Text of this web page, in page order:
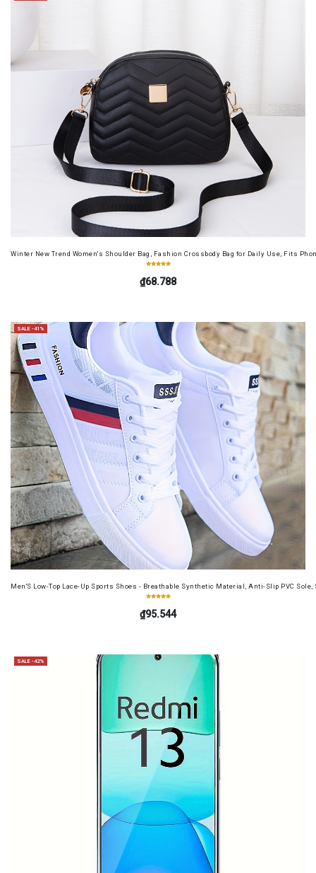
Winter New Trend Women's Shoulder Bag, Fashion Crossbody Bag for Daily Use, Fits
₫68.788
SALE -41%
Men'S Low-Top Lace-Up Sports Shoes - Breathable Synthetic Material, Anti-Slip PVC
₫95.544
SALE -42%